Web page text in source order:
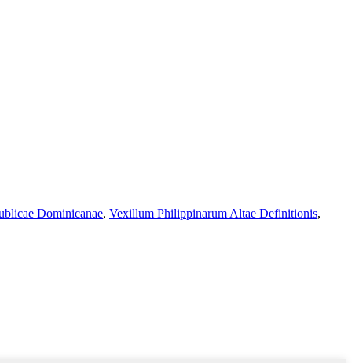
Dominicanae, Vexillum Philippinarum Altae Definitionis,